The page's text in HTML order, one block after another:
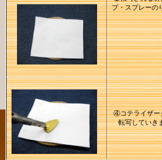
プ・スプレーの
④コテライザー
転写していき